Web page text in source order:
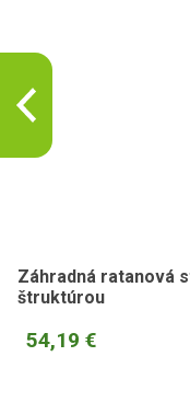
Záhradná ratanová
štruktúrou
54,19 €